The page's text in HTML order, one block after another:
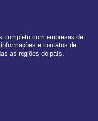
completo com empresas de
e contatos de
as regiões do país.